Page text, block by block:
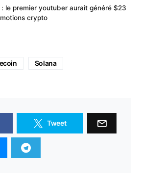
le premier youtuber aurait généré $23
crypto
Solana
Tweet